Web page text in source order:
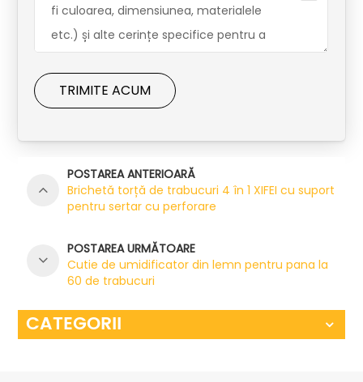
TRIMITE ACUM
POSTAREA ANTERIOARĂ
Brichetă torță de trabucuri 4 în 1 XIFEI cu suport
pentru sertar cu perforare
POSTAREA URMĂTOARE
Cutie de umidificator din lemn pentru pana la
60 de trabucuri
CATEGORII